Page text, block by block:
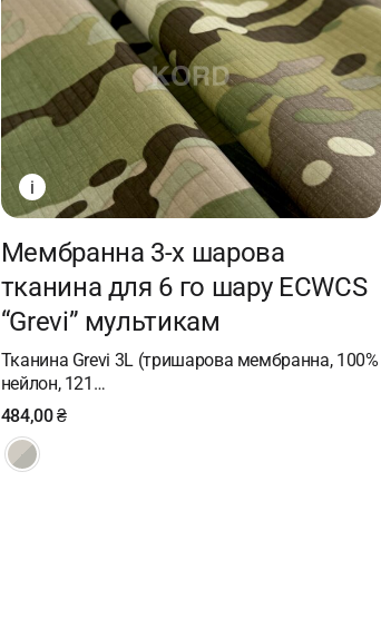
i
Мембранна 3-х шарова
тканина для 6 го шару ECWCS
“Grevi” мультикам
Тканина Grevi 3L (тришарова мембранна, 100%
нейлон, 121…
484,00₴